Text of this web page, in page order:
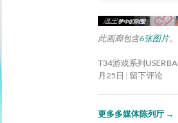
此画廊包含6张图片。
T34游戏系列
月25日
留下评论
更多多媒体陈列厅 →